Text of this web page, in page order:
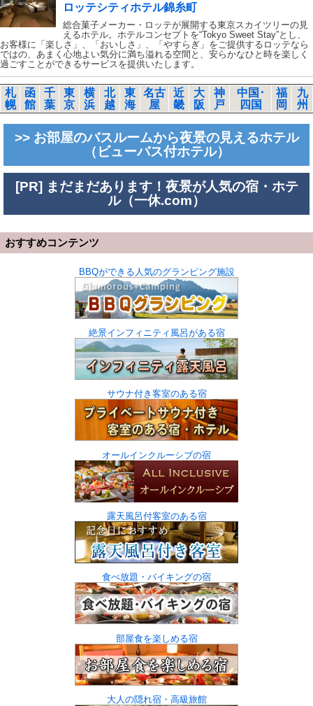
ロッテシティホテル錦糸町
総合菓子メーカー・ロッテが展開する東京スカイツリーの見
えるホテル。ホテルコンセプトを“Tokyo Sweet Stay”とし、
お客様に「楽しさ」、「おいしさ」、「やすらぎ」をご提供するロッテなら
ではの、あまく心地よい気分に満ち溢れる空間と、安らかなひと時を楽しく
過ごすことができるサービスを提供いたします。
札
幌
函
館
千
葉
東
京
横
浜
北
越
東
海
名古
屋
近
畿
大
阪
神
戸
中国･
四国
福
岡
九
州
>> お部屋のバスルームから夜景の見えるホテル
（ビューバス付ホテル）
[PR] まだまだあります！夜景が人気の宿・ホテ
ル（一休.com）
おすすめコンテンツ
BBQができる人気のグランピング施設
絶景インフィニティ風呂がある宿
サウナ付き客室のある宿
オールインクルーシブの宿
露天風呂付客室のある宿
食べ放題・バイキングの宿
部屋食を楽しめる宿
大人の隠れ宿・高級旅館